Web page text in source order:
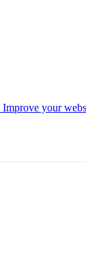
Improve your